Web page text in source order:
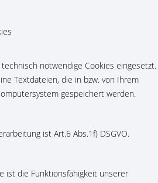
notwendige Cookies eingesetzt.
Textdateien, die in bzw. von Ihrem
gespeichert werden.
ist Art.6 Abs.1f) DSGVO.
ist die Funktionsfähigkeit unserer